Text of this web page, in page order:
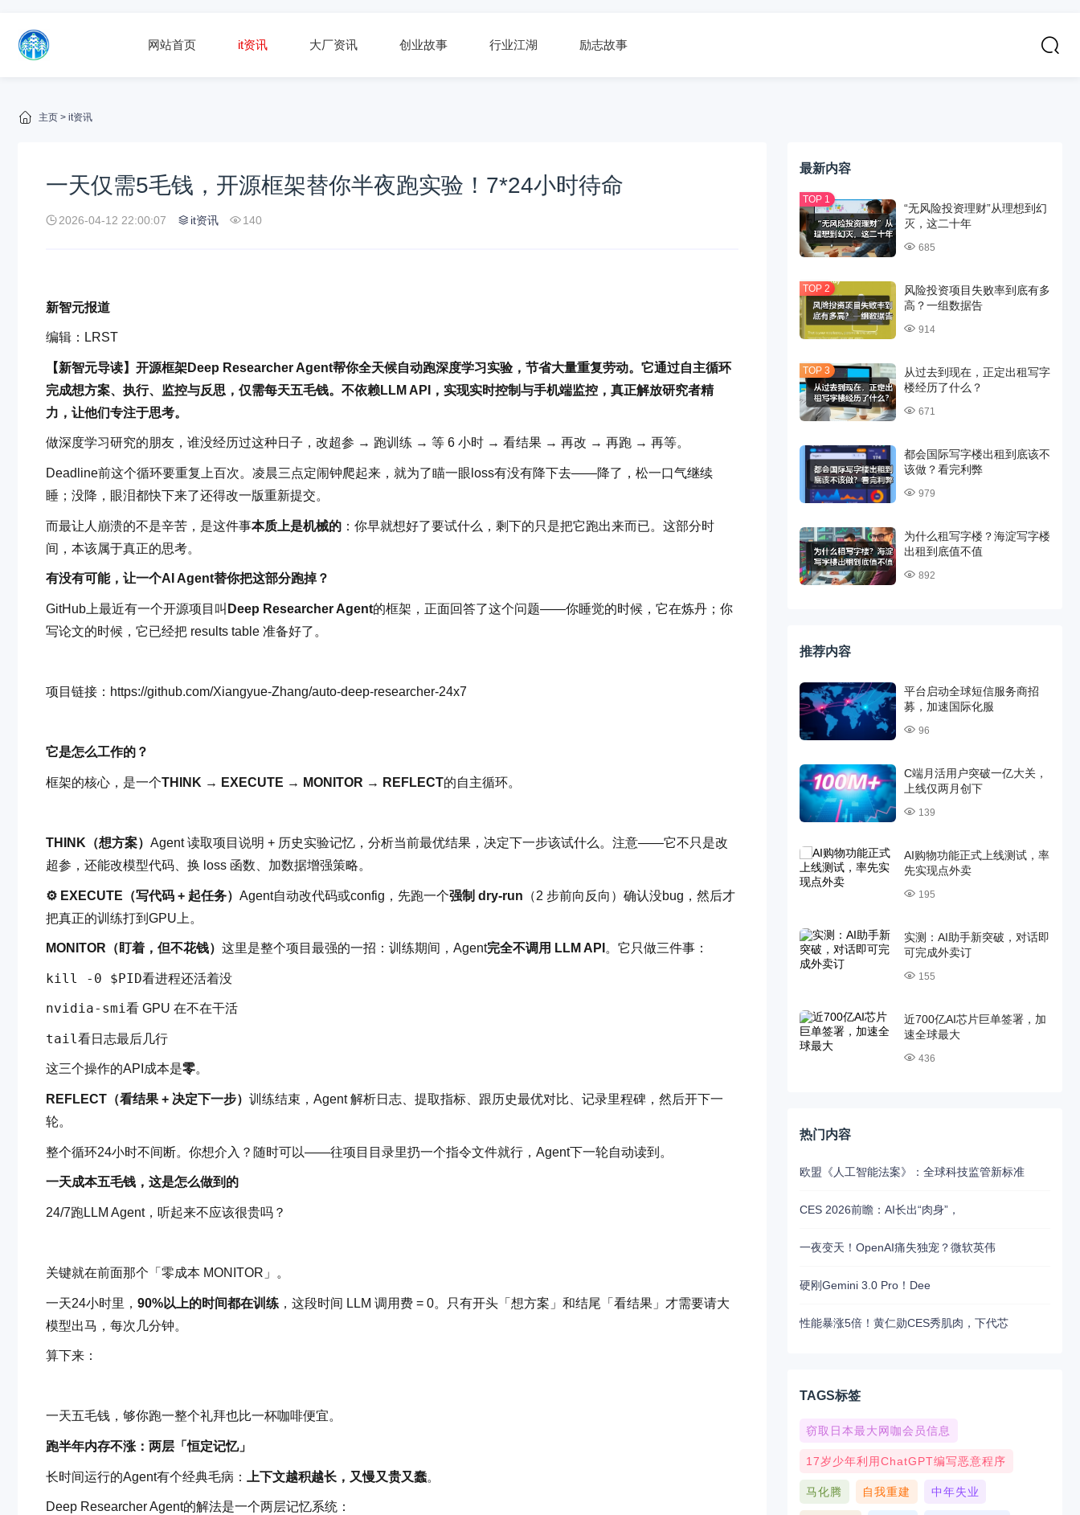
网站首页 it资讯 大厂资讯 创业故事 行业江湖 励志故事
主页 > it资讯
一天仅需5毛钱，开源框架替你半夜跑实验！7*24小时待命
2026-04-12 22:00:07 it资讯 140
新智元报道
编辑：LRST
【新智元导读】开源框架Deep Researcher Agent帮你全天候自动跑深度学习实验，节省大量重复劳动。它通过自主循环
完成想方案、执行、监控与反思，仅需每天五毛钱。不依赖LLM API，实现实时控制与手机端监控，真正解放研究者精
力，让他们专注于思考。
做深度学习研究的朋友，谁没经历过这种日子，改超参 → 跑训练 → 等 6 小时 → 看结果 → 再改 → 再跑 → 再等。
Deadline前这个循环要重复上百次。凌晨三点定闹钟爬起来，就为了瞄一眼loss有没有降下去——降了，松一口气继续
睡；没降，眼泪都快下来了还得改一版重新提交。
而最让人崩溃的不是辛苦，是这件事本质上是机械的 ：你早就想好了要试什么，剩下的只是把它跑出来而已。这部分时
间，本该属于真正的思考。
有没有可能，让一个AI Agent替你把这部分跑掉？
GitHub上最近有一个开源项目叫 Deep Researcher Agent的框架，正面回答了这个问题——你睡觉的时候，它在炼丹；你
写论文的时候，它已经把 results table 准备好了。
项目链接：https://github.com/Xiangyue-Zhang/auto-deep-researcher-24x7
它是怎么工作的？
框架的核心，是一个THINK → EXECUTE → MONITOR → REFLECT的自主循环。
THINK（想方案） Agent 读取项目说明 + 历史实验记忆，分析当前最优结果，决定下一步该试什么。注意——它不只是改
超参，还能改模型代码、换 loss 函数、加数据增强策略。
⚙️ EXECUTE（写代码 + 起任务） Agent自动改代码或config，先跑一个强制 dry-run （2 步前向反向）确认没bug，然后才
把真正的训练打到GPU上。
MONITOR（盯着，但不花钱） 这里是整个项目最强的一招：训练期间，Agent完全不调用 LLM API 。它只做三件事：
kill -0 $PID看进程还活着没
nvidia-smi看 GPU 在不在干活
tail看日志最后几行
这三个操作的API成本是零。
REFLECT（看结果 + 决定下一步） 训练结束，Agent 解析日志、提取指标、跟历史最优对比、记录里程碑，然后开下一
轮。
整个循环24小时不间断。你想介入？随时可以——往项目目录里扔一个指令文件就行，Agent下一轮自动读到。
一天成本五毛钱，这是怎么做到的
24/7跑LLM Agent，听起来不应该很贵吗？
关键就在前面那个「零成本 MONITOR」。
一天24小时里， 90%以上的时间都在训练 ，这段时间 LLM 调用费 = 0。只有开头「想方案」和结尾「看结果」才需要请大
模型出马，每次几分钟。
算下来：
一天五毛钱，够你跑一整个礼拜也比一杯咖啡便宜。
跑半年内存不涨：两层「恒定记忆」
长时间运行的Agent有个经典毛病： 上下文越积越长，又慢又贵又蠢。
Deep Researcher Agent的解法是一个两层记忆系统：
最新内容
“无风险投资理财”从理想到幻
灭，这二十年
685
风险投资项目失败率到底有多
高？一组数据告
914
从过去到现在，正定出租写字
楼经历了什么？
671
都会国际写字楼出租到底该不
该做？看完利弊
979
为什么租写字楼？海淀写字楼
出租到底值不值
892
推荐内容
平台启动全球短信服务商招
募，加速国际化服
96
C端月活用户突破一亿大关，
上线仅两月创下
139
AI购物功能正式上线测试，率
先实现点外卖
195
实测：AI助手新突破，对话即
可完成外卖订
155
近700亿AI芯片巨单签署，加
速全球最大
436
热门内容
欧盟《人工智能法案》：全球科技监管新标准
CES 2026前瞻：AI长出“肉身”，
一夜变天！OpenAI痛失独宠？微软英伟
硬刚Gemini 3.0 Pro！Dee
性能暴涨5倍！黄仁勋CES秀肌肉，下代芯
TAGS标签
窃取日本最大网咖会员信息
17岁少年利用ChatGPT编写恶意程序
马化腾 自我重建 中年失业